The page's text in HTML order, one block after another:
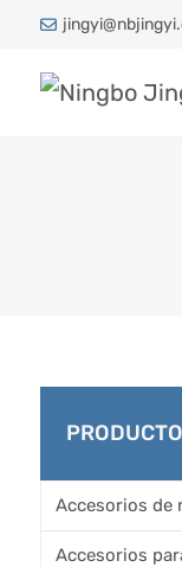
Accesorios de
Accesorios